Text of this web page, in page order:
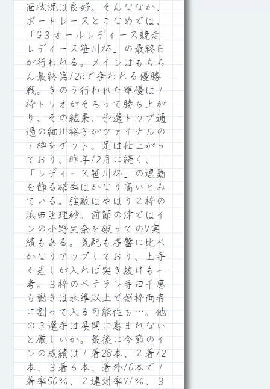
面状況は良好。そんななか、
ボートレースとこなめでは、
「G３オールレディース競走
レディース笹川杯」の最終日
が行われる。メインはもちろ
ん最終第12Rで争われる優勝
戦。きのう行われた準優は１
枠トリオがそろって勝ち上が
り、その結果、予選トップ通
過の細川裕子がファイナルの
１枠をゲット。足は仕上がっ
ており、昨年12月に続く、
「レディース笹川杯」の連覇
を飾る確率はかなり高いとみ
ている。強敵はやはり２枠の
浜田亜理紗。前節の津ではイ
ンの小野生奈を破ってのV実
績もある。気配も序盤に比べ
かなりアップしており、上手
く差しが入れば突き抜けも一
考。３枠のベテラン寺田千恵
も動きは水準以上で好枠両者
に割って入る可能性も…。他
の３選手は展開に恵まれない
と厳しいか。最後に今節のイ
ンの成績は１着28本、２着12
本、３着６本、着外10本で１
着率50％、２連対率71％、３